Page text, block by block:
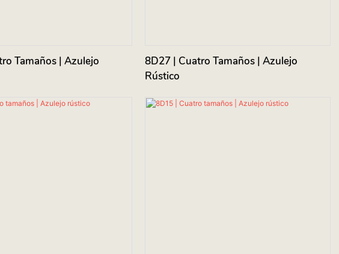
Tamaños | Azulejo
8D27 | Cuatro Tamaños | Azulejo
Rústico